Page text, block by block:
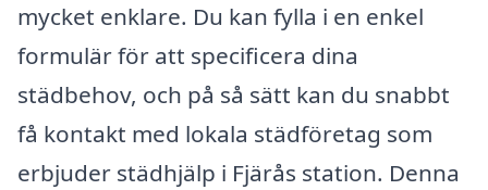
mycket enklare. Du kan fylla i en enkel
formulär för att specificera dina
städbehov, och på så sätt kan du snabbt
få kontakt med lokala städföretag som
erbjuder städhjälp i Fjärås station. Denna